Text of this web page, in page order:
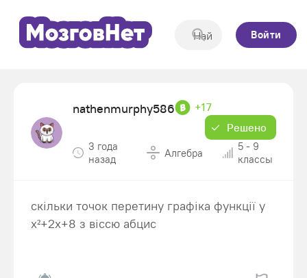
Войти
nathenmurphy586
+17
Решено
3 года
назад
Алгебра
5 - 9
классы
скільки точок перетину графіка функції у
x²+2x+8 з віссю абцис